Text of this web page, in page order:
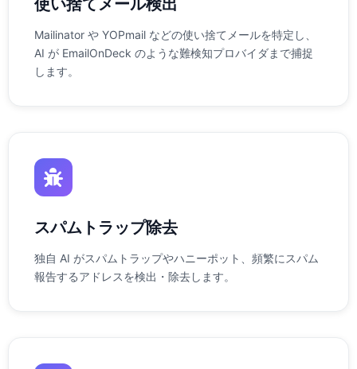
使い捨てメール検出
Mailinator や YOPmail などの使い捨てメールを特定し、
AI が EmailOnDeck のような難検知プロバイダまで捕捉
します。
スパムトラップ除去
独自 AI がスパムトラップやハニーポット、頻繁にスパム
報告するアドレスを検出・除去します。